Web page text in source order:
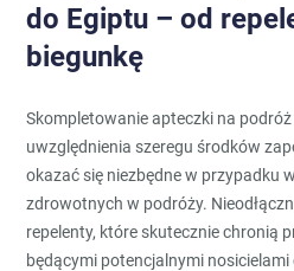
do Egiptu – od
biegunkę
Skompletowanie apteczki na
uwzględnienia szeregu środków
okazać się niezbędne w przypadku
zdrowotnych w podróży.
repelenty, które skutecznie chronią
będącymi potencjalnymi